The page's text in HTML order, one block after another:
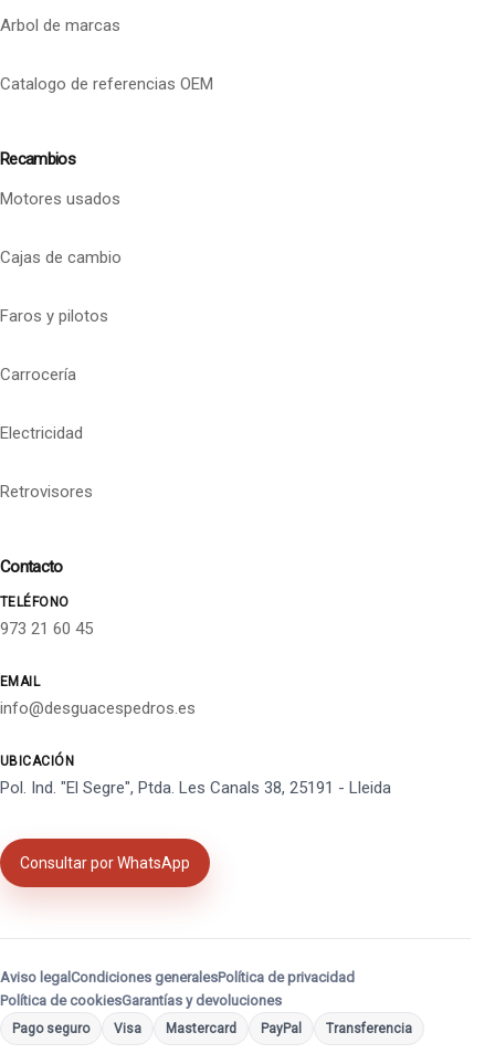
Arbol de marcas
Catalogo de referencias OEM
Recambios
Motores usados
Cajas de cambio
Faros y pilotos
Carrocería
Electricidad
Retrovisores
Contacto
TELÉFONO
973 21 60 45
EMAIL
info@desguacespedros.es
UBICACIÓN
Pol. Ind. "El Segre", Ptda. Les Canals 38, 25191 - Lleida
Consultar por WhatsApp
Aviso legal Condiciones generalesPolítica de privacidad
Política de cookiesGarantías y devoluciones
Pago seguro Visa Mastercard PayPal Transferencia